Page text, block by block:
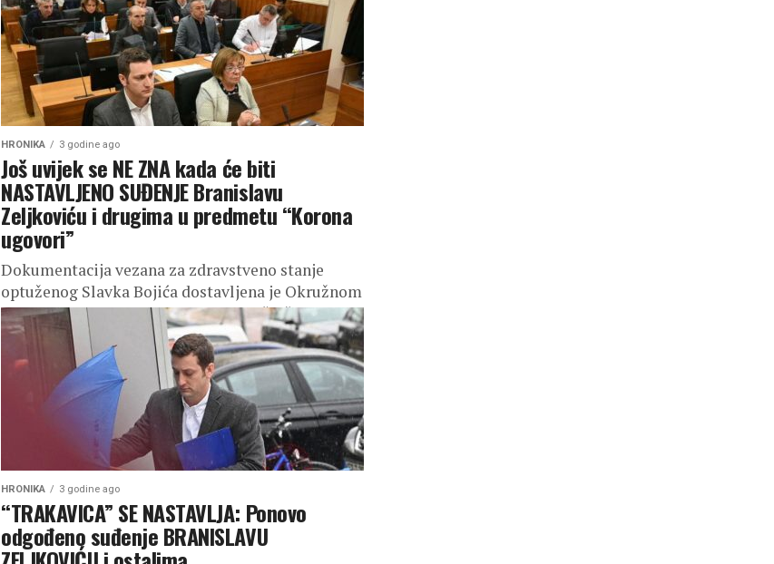
HRONIKA 3 godine ago
Još uvijek se NE ZNA kada će biti
NASTAVLJENO SUĐENJE Branislavu
Zeljkoviću i drugima u predmetu “Korona
ugovori”
Dokumentacija vezana za zdravstveno stanje
optuženog Slavka Bojića dostavljena je Okružnom
sudu u Banjaluci i u toku je njeno vještačenje,
saznaje Srpskainfo. Od rezultata vještačenja
medicinske...
HRONIKA 3 godine ago
“TRAKAVICA” SE NASTAVLJA: Ponovo
odgođeno suđenje BRANISLAVU